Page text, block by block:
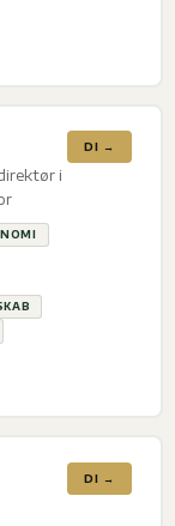
i
DI →
DI →